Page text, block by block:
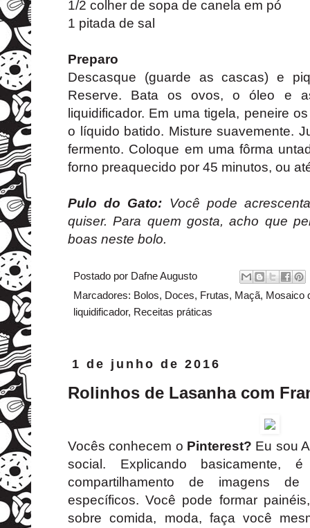
1/2 colher de sopa de canela em pó
1 pitada de sal
Preparo
Descasque (guarde as cascas) e
Reserve. Bata os ovos, o óleo e
liquidificador. Em uma tigela, peneire
o líquido batido. Misture suavemente.
fermento. Coloque em uma fôrma
forno preaquecido por 45 minutos, ou
Pulo do Gato: Você pode
quiser. Para quem gosta, acho que
boas neste bolo.
Postado por Dafne Augusto
Marcadores: Bolos, Doces, Frutas, Maçã, Mosaico
liquidificador, Receitas práticas
1 de junho de 2016
Rolinhos de Lasanha com
Vocês conhecem o Pinterest? Eu sou
social. Explicando basicamente,
compartilhamento de imagens
específicos. Você pode formar
sobre comida, moda, faça você